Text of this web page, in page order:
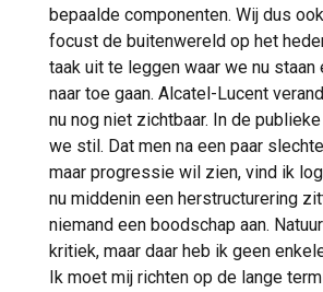
bepaalde componenten. Wij dus
focust de buitenwereld op het
taak uit te leggen waar we nu staan
naar toe gaan. Alcatel-Lucent
nu nog niet zichtbaar. In de
we stil. Dat men na een paar
maar progressie wil zien, vind ik
nu middenin een herstructurering
niemand een boodschap aan.
kritiek, maar daar heb ik geen
Ik moet mij richten op de lange